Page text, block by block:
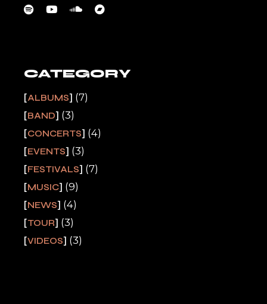
CATEGORY
ALBUMS (7)
BAND (3)
CONCERTS (4)
EVENTS (3)
FESTIVALS (7)
MUSIC (9)
NEWS (4)
TOUR (3)
VIDEOS (3)